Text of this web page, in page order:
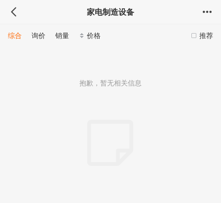
家电制造设备
推荐
综合 询价 销量 价格
抱歉，暂无相关信息